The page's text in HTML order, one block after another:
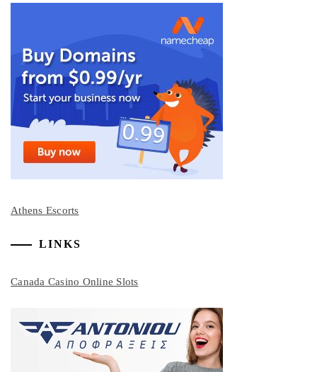
Athens Escorts
LINKS
Canada Casino Online Slots